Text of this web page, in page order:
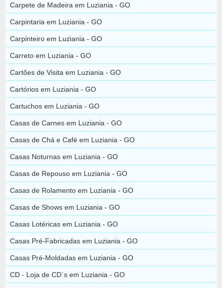
Carpete de Madeira em Luziania - GO
Carpintaria em Luziania - GO
Carpinteiro em Luziania - GO
Carreto em Luziania - GO
Cartões de Visita em Luziania - GO
Cartórios em Luziania - GO
Cartuchos em Luziania - GO
Casas de Carnes em Luziania - GO
Casas de Chá e Café em Luziania - GO
Casas Noturnas em Luziania - GO
Casas de Repouso em Luziania - GO
Casas de Rolamento em Luziania - GO
Casas de Shows em Luziania - GO
Casas Lotéricas em Luziania - GO
Casas Pré-Fabricadas em Luziania - GO
Casas Pré-Moldadas em Luziania - GO
CD - Loja de CD´s em Luziania - GO